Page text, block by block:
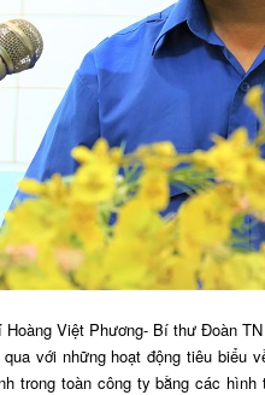
Việt Phương- Bí thư Đoàn
với những hoạt động tiêu biểu
trong toàn công ty bằng các